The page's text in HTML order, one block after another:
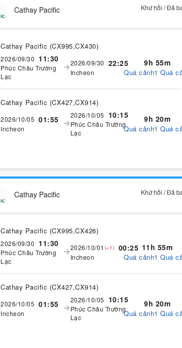
Cathay Pacific
Khứ hồi / Đã
Cathay Pacific (CX995,CX430)
2026/09/30 11:30
Phúc Châu Trường
Lạc
2026/09/30 22:25
Incheon
9h 55m
Quá cảnh1 Quá
Cathay Pacific (CX427,CX914)
2026/10/05 01:55
Incheon
2026/10/05 10:15
Phúc Châu Trường
Lạc
9h 20m
Quá cảnh1 Quá
Cathay Pacific
Khứ hồi / Đã
Cathay Pacific (CX995,CX426)
2026/09/30 11:30
Phúc Châu Trường
Lạc
2026/10/01 (+1) 00:25
Incheon
11h 55m
Quá cảnh1 Quá
Cathay Pacific (CX427,CX914)
2026/10/05 01:55
Incheon
2026/10/05 10:15
Phúc Châu Trường
Lạc
9h 20m
Quá cảnh1 Quá